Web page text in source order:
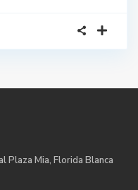
Plaza Mia, Florida Blanca